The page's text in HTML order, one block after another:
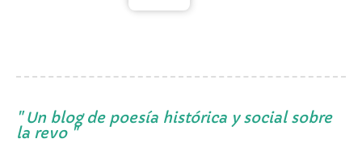
Un blog de poesía histórica y social sobre
la revo